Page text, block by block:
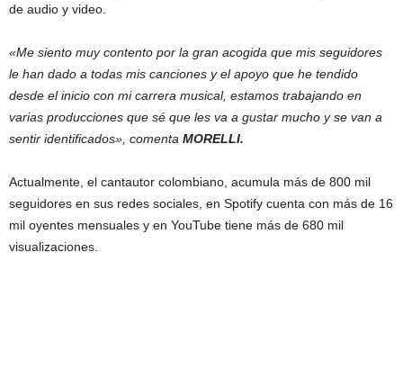
de audio y video.
«Me siento muy contento por la gran acogida que mis seguidores
le han dado a todas mis canciones y el apoyo que he tendido
desde el inicio con mi carrera musical, estamos trabajando en
varias producciones que sé que les va a gustar mucho y se van a
sentir identificados», comenta MORELLI.
Actualmente, el cantautor colombiano, acumula más de 800 mil
seguidores en sus redes sociales, en Spotify cuenta con más de 16
mil oyentes mensuales y en YouTube tiene más de 680 mil
visualizaciones.